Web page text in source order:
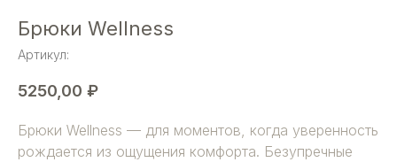
Брюки Wellness
Артикул:
5250,00 ₽
Брюки Wellness — для моментов, когда уверенность
рождается из ощущения комфорта. Безупречные